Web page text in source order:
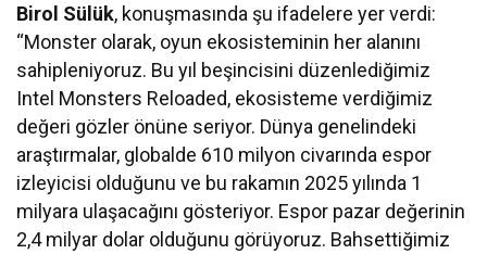
Birol Sülük, konuşmasında şu ifadelere yer verdi:
“Monster olarak, oyun ekosisteminin her alanını
sahipleniyoruz. Bu yıl beşincisini düzenlediğimiz
Intel Monsters Reloaded, ekosisteme verdiğimiz
değeri gözler önüne seriyor. Dünya genelindeki
araştırmalar, globalde 610 milyon civarında espor
izleyicisi olduğunu ve bu rakamın 2025 yılında 1
milyara ulaşacağını gösteriyor. Espor pazar değerinin
2,4 milyar dolar olduğunu görüyoruz. Bahsettiğimiz